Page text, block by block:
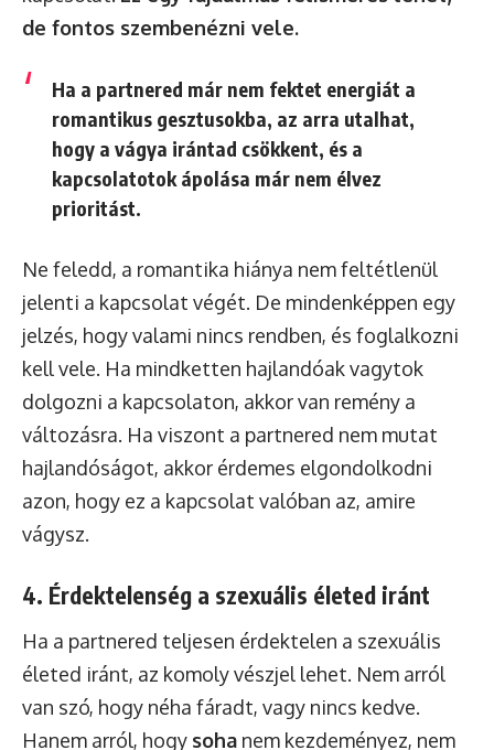
de fontos szembenézni vele.
Ha a partnered már nem fektet energiát a
romantikus gesztusokba, az arra utalhat,
hogy a vágya irántad csökkent, és a
kapcsolatotok ápolása már nem élvez
prioritást.
Ne feledd, a romantika hiánya nem feltétlenül
jelenti a kapcsolat végét. De mindenképpen egy
jelzés, hogy valami nincs rendben, és foglalkozni
kell vele. Ha mindketten hajlandóak vagytok
dolgozni a kapcsolaton, akkor van remény a
változásra. Ha viszont a partnered nem mutat
hajlandóságot, akkor érdemes elgondolkodni
azon, hogy ez a kapcsolat valóban az, amire
vágysz.
4. Érdektelenség a szexuális életed iránt
Ha a partnered teljesen érdektelen a szexuális
életed iránt, az komoly vészjel lehet. Nem arról
van szó, hogy néha fáradt, vagy nincs kedve.
Hanem arról, hogy soha nem kezdeményez, nem